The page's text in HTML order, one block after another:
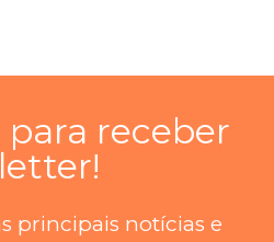
para receber
principais notícias e